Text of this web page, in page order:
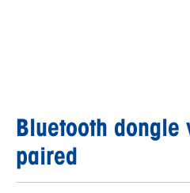
Bluetooth
paired